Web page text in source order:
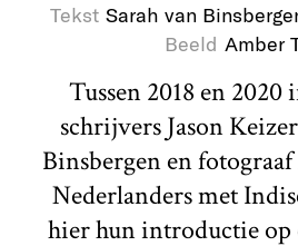
Tekst Sarah van
Beeld Amber
Tussen 2018 en
schrijvers Jason
Binsbergen en
Nederlanders met
hier hun introductie op